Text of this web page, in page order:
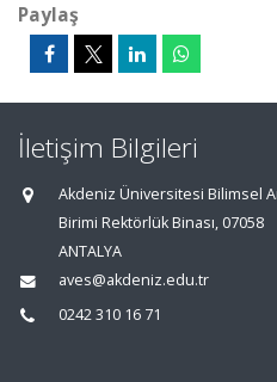
Paylaş
İletişim Bilgileri
Akdeniz Üniversitesi Bilimsel
Birimi Rektörlük Binası, 07058
ANTALYA
aves@akdeniz.edu.tr
0242 310 16 71